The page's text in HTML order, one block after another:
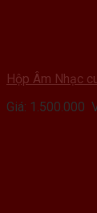
Hộp Âm Nhạc
Giá: 1.500.000